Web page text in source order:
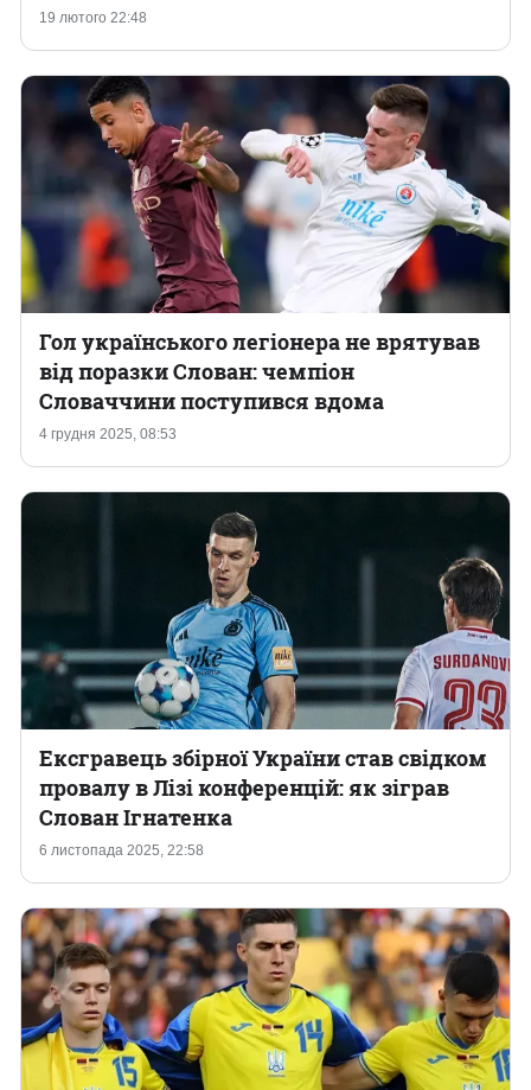
19 лютого 22:48
4 грудня 2025, 08:53
Гол українського легіонера не врятував
від поразки Слован: чемпіон
Словаччини поступився вдома
6 листопада 2025, 22:58
Ексгравець збірної України став свідком
провалу в Лізі конференцій: як зіграв
Слован Ігнатенка